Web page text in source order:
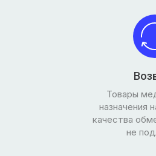
Товары
назначения
качества
не